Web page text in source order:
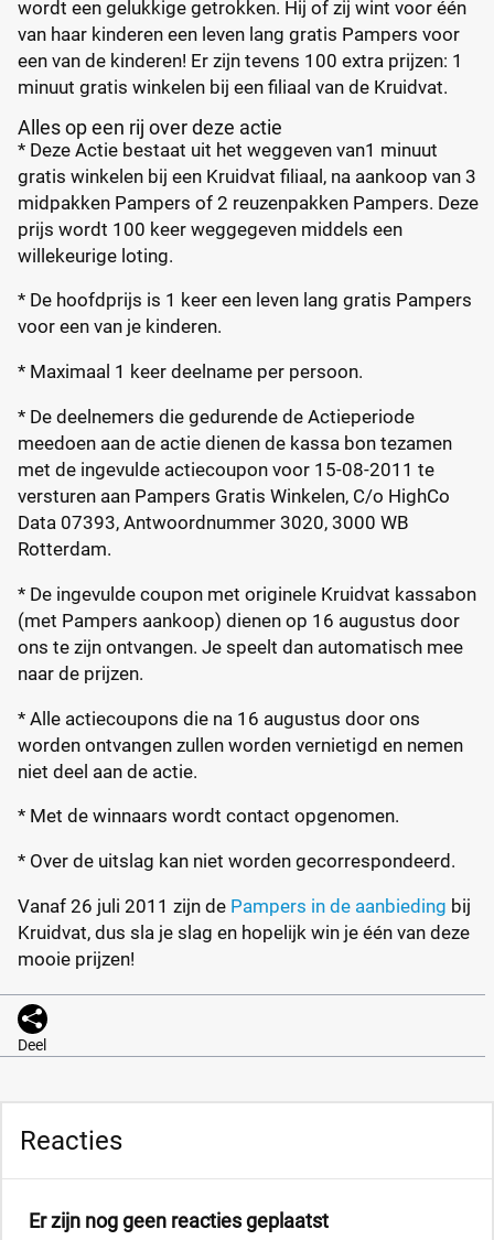
wordt een gelukkige getrokken. Hij of zij wint voor één
van haar kinderen een leven lang gratis Pampers voor
een van de kinderen! Er zijn tevens 100 extra prijzen: 1
minuut gratis winkelen bij een filiaal van de Kruidvat.
Alles op een rij over deze actie
* Deze Actie bestaat uit het weggeven van1 minuut
gratis winkelen bij een Kruidvat filiaal, na aankoop van 3
midpakken Pampers of 2 reuzenpakken Pampers. Deze
prijs wordt 100 keer weggegeven middels een
willekeurige loting.
* De hoofdprijs is 1 keer een leven lang gratis Pampers
voor een van je kinderen.
* Maximaal 1 keer deelname per persoon.
* De deelnemers die gedurende de Actieperiode
meedoen aan de actie dienen de kassa bon tezamen
met de ingevulde actiecoupon voor 15-08-2011 te
versturen aan Pampers Gratis Winkelen, C/o HighCo
Data 07393, Antwoordnummer 3020, 3000 WB
Rotterdam.
* De ingevulde coupon met originele Kruidvat kassabon
(met Pampers aankoop) dienen op 16 augustus door
ons te zijn ontvangen. Je speelt dan automatisch mee
naar de prijzen.
* Alle actiecoupons die na 16 augustus door ons
worden ontvangen zullen worden vernietigd en nemen
niet deel aan de actie.
* Met de winnaars wordt contact opgenomen.
* Over de uitslag kan niet worden gecorrespondeerd.
Vanaf 26 juli 2011 zijn de Pampers in de aanbieding bij
Kruidvat, dus sla je slag en hopelijk win je één van deze
mooie prijzen!
Deel
Reacties
Er zijn nog geen reacties geplaatst